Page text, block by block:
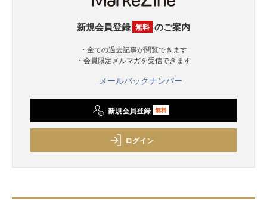
新規会員登録 無料 のご案内
・全ての過去記事が閲覧できます
・会員限定メルマガを受信できます
メールバックナンバー
新規会員登録 無料
ログイン